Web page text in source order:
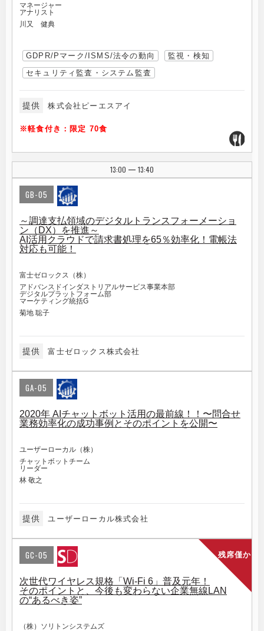
マネージャー
アナリスト
川又 健典
GDPR/Pマーク/ISMS/法令の動向
監視・検知
セキュリティ監査・システム監査
提供 株式会社ピーエスアイ
※軽食付き：限定 70食
13:00 | 13:40
GB-05
～調達支払領域のデジタルトランスフォーメーショ
ン（DX）を推進～
AI活用クラウドで請求書処理を65％効率化！電帳法
対応も可能！
富士ゼロックス（株）
アドバンスドインダストリアルサービス事業本部
デジタルプラットフォーム部
マーケティング統括G
菊地 聡子
提供 富士ゼロックス株式会社
GA-05
2020年 AIチャットボット活用の最前線！！〜問合せ
業務効率化の成功事例とそのポイントを公開〜
ユーザーローカル（株）
チャットボットチーム
リーダー
林 敬之
提供 ユーザーローカル株式会社
残席僅か
GC-05
次世代ワイヤレス規格「Wi-Fi 6」普及元年！
そのポイントと、今後も変わらない企業無線LAN
の“あるべき姿”
（株）ソリトンシステムズ